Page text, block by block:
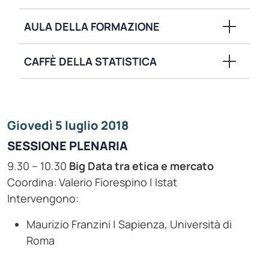
AULA DELLA FORMAZIONE
CAFFÈ DELLA STATISTICA
Giovedì 5 luglio 2018
SESSIONE PLENARIA
9.30 – 10.30 Big Data tra etica e mercato
Coordina: Valerio Fiorespino | Istat
Intervengono:
Maurizio Franzini | Sapienza, Università di
Roma